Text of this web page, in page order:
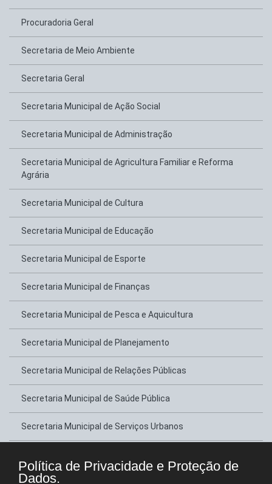
Procuradoria Geral
Secretaria de Meio Ambiente
Secretaria Geral
Secretaria Municipal de Ação Social
Secretaria Municipal de Administração
Secretaria Municipal de Agricultura Familiar e Reforma
Agrária
Secretaria Municipal de Cultura
Secretaria Municipal de Educação
Secretaria Municipal de Esporte
Secretaria Municipal de Finanças
Secretaria Municipal de Pesca e Aquicultura
Secretaria Municipal de Planejamento
Secretaria Municipal de Relações Públicas
Secretaria Municipal de Saúde Pública
Secretaria Municipal de Serviços Urbanos
Política de Privacidade e Proteção de
Dados.